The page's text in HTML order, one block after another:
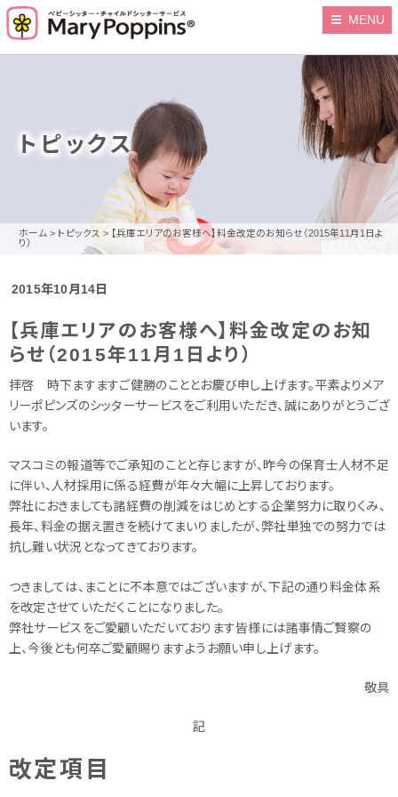
MENU
トピックス
ホーム > トピックス > 【兵庫エリアのお客様へ】料金改定のお知らせ（2015年11月1日よ
り）
2015年10月14日
【兵庫エリアのお客様へ】料金改定のお知
らせ（2015年11月1日より）
拝啓 時下ますますご健勝のこととお慶び申し上げます。平素よりメア
リーポピンズのシッターサービスをご利用いただき、誠にありがとうござ
います。
マスコミの報道等でご承知のことと存じますが、昨今の保育士人材不足
に伴い、人材採用に係る経費が年々大幅に上昇しております。
弊社におきましても諸経費の削減をはじめとする企業努力に取りくみ、
長年、料金の据え置きを続けてまいりましたが、弊社単独での努力では
抗し難い状況となってきております。
つきましては、まことに不本意ではございますが、下記の通り料金体系
を改定させていただくことになりました。
弊社サービスをご愛顧いただいております皆様には諸事情ご賢察の
上、今後とも何卒ご愛顧賜りますようお願い申し上げます。
敬具
記
改定項目